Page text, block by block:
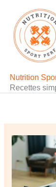
contenu
Nutrition
Recettes